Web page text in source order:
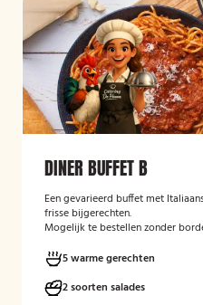
DINER BUFFET B
Een gevarieerd buffet met
frisse bijgerechten.
Mogelijk te bestellen zonder
5 warme gerechten
2 soorten salades